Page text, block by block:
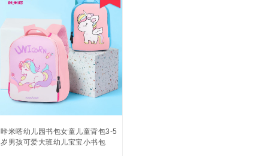
咔米嗒幼儿园书包女童儿童背包3-5
岁男孩可爱大班幼儿宝宝小书包